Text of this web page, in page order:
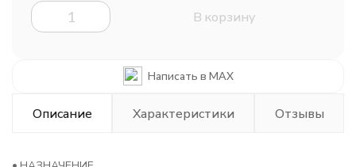
В корзину
Написать в MAX
Описание Характеристики Отзывы